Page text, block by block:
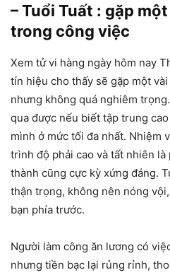
– Tuổi Tuất : gặp
trong công việc
Xem tử vi hàng ngày hôm nay
tín hiệu cho thấy sẽ gặp một
nhưng không quá nghiêm
qua được nếu biết tập trung
mình ở mức tối đa nhất. Nhiệm
trình độ phải cao và tất nhiên
thành cũng cực kỳ xứng đáng.
thận trọng, không nên nóng
bạn phía trước.
Người làm công ăn lương có
nhưng tiền bạc lại rủng rỉnh,